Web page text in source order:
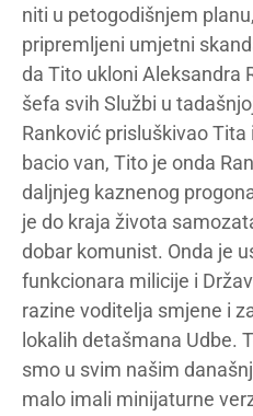
niti u petogodišnjem
pripremljeni umjetni
da Tito ukloni Aleksandra
šefa svih Službi u
Ranković prisluškivao
bacio van, Tito je onda
daljnjeg kaznenog
je do kraja života
dobar komunist. Onda je
funkcionara milicije i
razine voditelja smjene i
lokalih detašmana Udbe.
smo u svim našim
malo imali minijaturne